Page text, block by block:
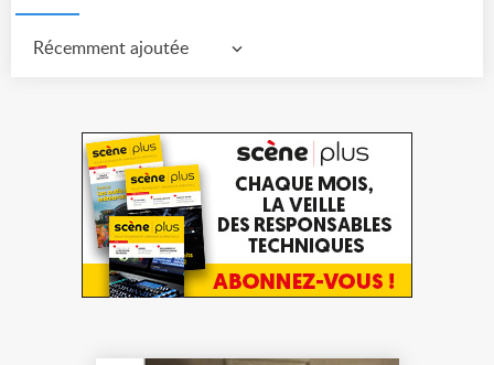
Récemment ajoutée